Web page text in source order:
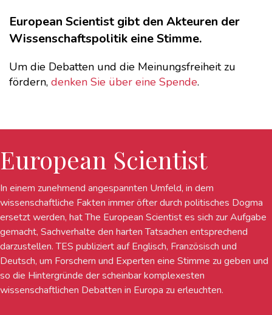
European Scientist gibt den Akteuren der
Wissenschaftspolitik eine Stimme.
Um die Debatten und die Meinungsfreiheit zu
fördern, denken Sie über eine Spende.
European Scientist
In einem zunehmend angespannten Umfeld, in dem
wissenschaftliche Fakten immer öfter durch politisches Dogma
ersetzt werden, hat The European Scientist es sich zur Aufgabe
gemacht, Sachverhalte den harten Tatsachen entsprechend
darzustellen. TES publiziert auf Englisch, Französisch und
Deutsch, um Forschern und Experten eine Stimme zu geben und
so die Hintergründe der scheinbar komplexesten
wissenschaftlichen Debatten in Europa zu erleuchten.